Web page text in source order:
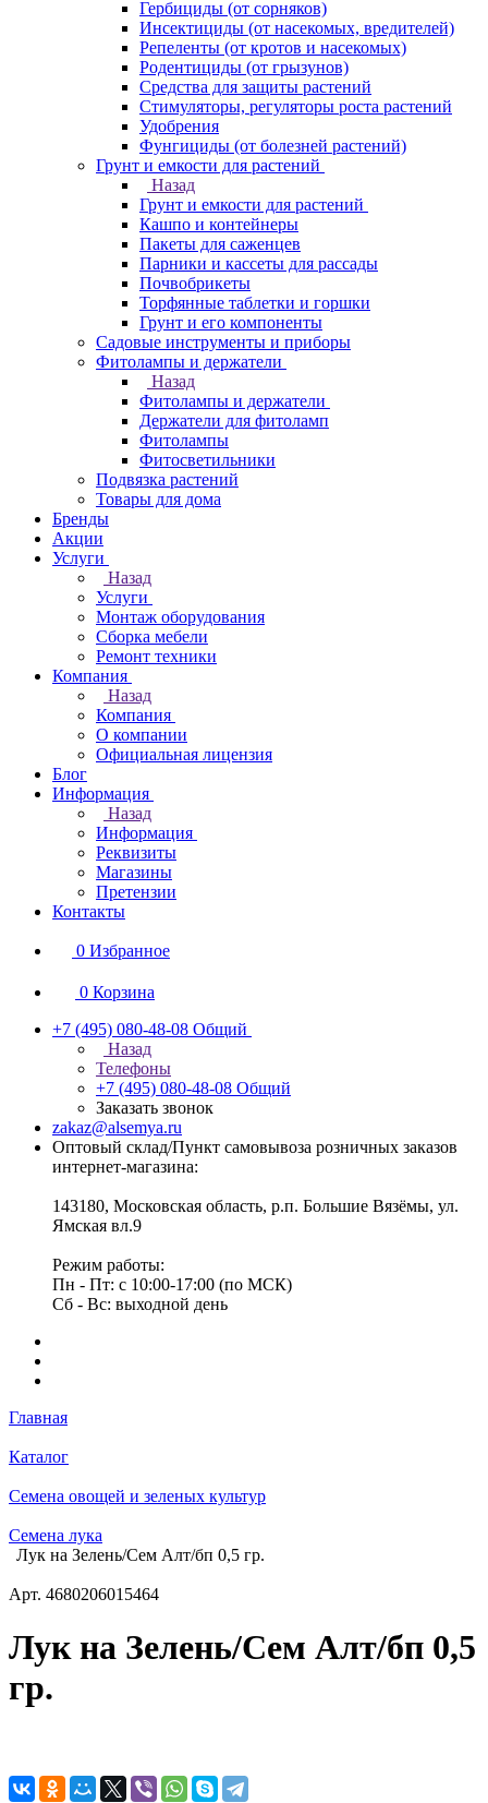
Гербициды (от сорняков)
Инсектициды (от насекомых, вредителей)
Репеленты (от кротов и насекомых)
Родентициды (от грызунов)
Средства для защиты растений
Стимуляторы, регуляторы роста растений
Удобрения
Фунгициды (от болезней растений)
Грунт и емкости для растений
Назад
Грунт и емкости для растений
Кашпо и контейнеры
Пакеты для саженцев
Парники и кассеты для рассады
Почвобрикеты
Торфянные таблетки и горшки
Грунт и его компоненты
Садовые инструменты и приборы
Фитолампы и держатели
Назад
Фитолампы и держатели
Держатели для фитоламп
Фитолампы
Фитосветильники
Подвязка растений
Товары для дома
Бренды
Акции
Услуги
Назад
Услуги
Монтаж оборудования
Сборка мебели
Ремонт техники
Компания
Назад
Компания
О компании
Официальная лицензия
Блог
Информация
Назад
Информация
Реквизиты
Магазины
Претензии
Контакты
0 Избранное
0 Корзина
+7 (495) 080-48-08 Общий
Назад
Телефоны
+7 (495) 080-48-08 Общий
Заказать звонок
zakaz@alsemya.ru
Оптовый склад/Пункт самовывоза розничных заказов
интернет-магазина:
143180, Московская область, р.п. Большие Вязёмы, ул.
Ямская вл.9
Режим работы:
Пн - Пт: с 10:00-17:00 (по МСК)
Сб - Вс: выходной день
Главная
Каталог
Семена овощей и зеленых культур
Семена лука
Лук на Зелень/Сем Алт/бп 0,5 гр.
Арт. 4680206015464
Лук на Зелень/Сем Алт/бп 0,5
гр.